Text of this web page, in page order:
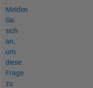
Melden
Sie
sich
an,
um
diese
Frage
zu